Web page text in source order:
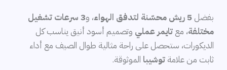
بفضل5 ريش محسّنة لتدفق الهواء ، و
3 سرعات تشغيل
مختلفة، معتايمر عملي وتصميم أسود أنيق يناسب كل
الديكورات، ستحصل على راحة مثالية طوال الصيف مع أداء
ثابت من علامةتوشيبا الموثوقة.